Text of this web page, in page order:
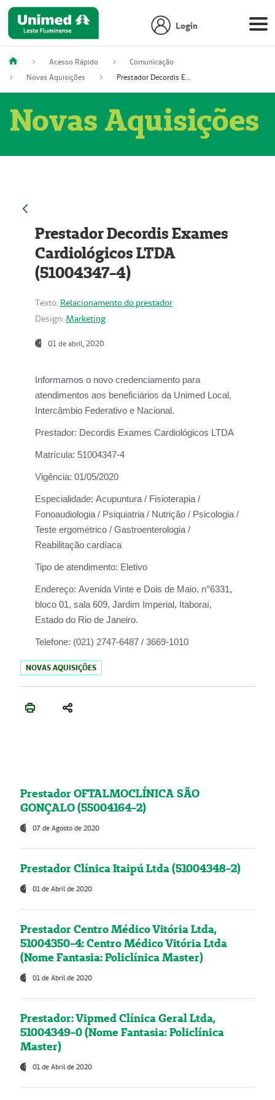
Login
Acesso Rápido
Comunicação
Novas Aquisições
Prestador Decordis Exames Cardiológicos LTDA (51004347-4)
Novas Aquisições
Prestador Decordis Exames
Cardiológicos LTDA
(51004347-4)
Texto: Relacionamento do prestador
Design: Marketing
01 de abril, 2020
Informamos o novo credenciamento para
atendimentos aos beneficiários da Unimed Local,
Intercâmbio Federativo e Nacional.
Prestador: Decordis Exames Cardiológicos LTDA
Matrícula: 51004347-4
Vigência: 01/05/2020
Especialidade: Acupuntura / Fisioterapia /
Fonoaudiologia / Psiquiatria / Nutrição / Psicologia /
Teste ergométrico / Gastroenterologia /
Reabilitação cardíaca
Tipo de atendimento: Eletivo
Endereço: Avenida Vinte e Dois de Maio, n°6331,
bloco 01, sala 609, Jardim Imperial, Itaboraí,
Estado do Rio de Janeiro.
Telefone: (021) 2747-6487 / 3669-1010
NOVAS AQUISIÇÕES
Prestador OFTALMOCLÍNICA SÃO
GONÇALO (55004164-2)
07 de Agosto de 2020
Prestador Clínica Itaipú Ltda (51004348-2)
01 de Abril de 2020
Prestador Centro Médico Vitória Ltda,
51004350-4: Centro Médico Vitória Ltda
(Nome Fantasia: Policlínica Master)
01 de Abril de 2020
Prestador: Vipmed Clínica Geral Ltda,
51004349-0 (Nome Fantasia: Policlínica
Master)
01 de Abril de 2020